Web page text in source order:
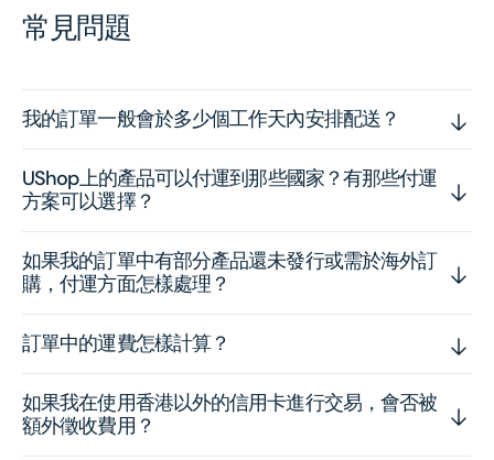
常見問題
我的訂單一般會於多少個工作天內安排配送？
UShop上的產品可以付運到那些國家？有那些付運
方案可以選擇？
如果我的訂單中有部分產品還未發行或需於海外訂
購，付運方面怎樣處理？
訂單中的運費怎樣計算？
如果我在使用香港以外的信用卡進行交易，會否被
額外徵收費用？